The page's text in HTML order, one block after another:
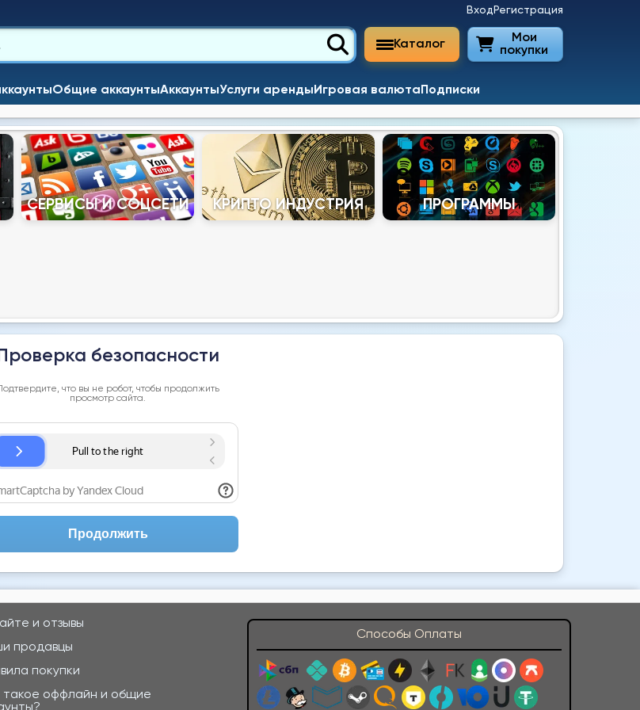
Каталог
Мои
покупки
Вход Регистрация
Общие аккаунтыАккаунтыУслуги арендыИгровая валюта Подписки
СЕРВИСЫ И СОЦСЕТИ КРИПТО ИНДУСТРИЯ ПРОГРАММЫ
Проверка безопасности
что вы не робот, чтобы продолжить
просмотр сайта.
Продолжить
и отзывы
продавцы
покупки
такое оффлайн и общие
Способы Оплаты